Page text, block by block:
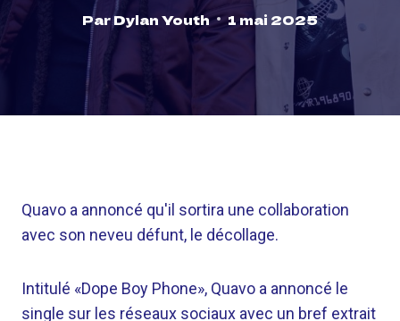
ParDylan Youth 1 mai 2025
Quavo a annoncé qu'il sortira une collaboration
avec son neveu défunt, le décollage.
Intitulé «Dope Boy Phone», Quavo a annoncé le
single sur les réseaux sociaux avec un bref extrait